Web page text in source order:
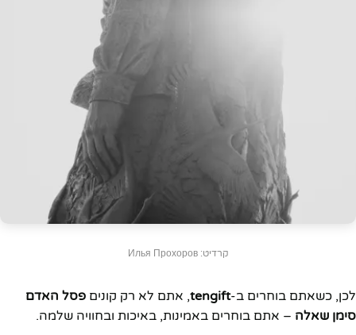
קרדיט: Илья Прохоров
לכן, כשאתם בוחרים ב-tengift, אתם לא רק קונים פסל האדם
סימן שאלה – אתם בוחרים באמינות, באיכות ובחוויה שלמה.